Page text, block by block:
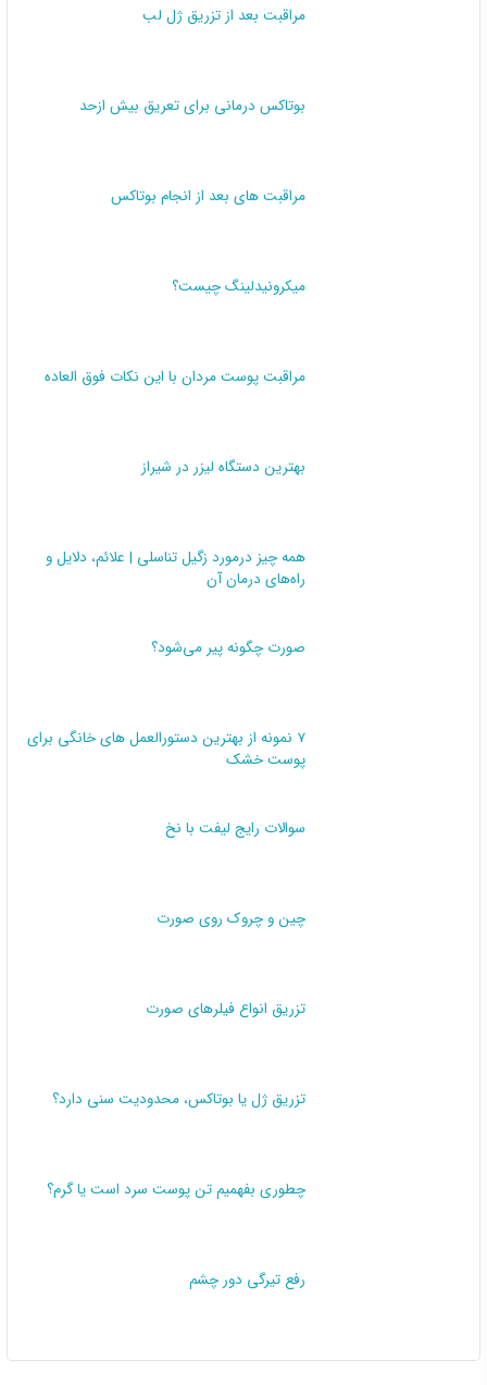
مراقبت بعد از تزریق ژل لب
بوتاکس درمانی برای تعریق بیش ازحد
مراقبت های بعد از انجام بوتاکس
میکرونیدلینگ چیست؟
مراقبت پوست مردان با این نکات فوق العاده
بهترین دستگاه لیزر در شیراز
همه چیز درمورد زگیل تناسلی | علائم، دلایل و
راه‌های درمان آن
صورت چگونه پیر می‌شود؟
7 نمونه از بهترین دستورالعمل های خانگی برای
پوست خشک
سوالات رایج لیفت با نخ
چین و چروک روی صورت
تزریق انواع فیلرهای صورت
تزریق ژل یا بوتاکس، محدودیت سنی دارد؟
چطوری بفهمیم تن پوست سرد است یا گرم؟
رفع تیرگی دور چشم